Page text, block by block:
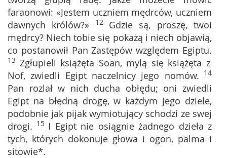
faraonowi: «Jestem uczniem mędrców, uczniem
dawnych królów?» 12 Gdzie są, proszę, twoi
mędrcy? Niech tobie się pokażą i niech objawią,
co postanowił Pan Zastępów względem Egiptu.
13 Zgłupieli książęta Soan, mylą się książęta z
Nof, zwiedli Egipt naczelnicy jego nomów. 14
Pan rozlał w nich ducha obłędu; oni zwiedli
Egipt na błędną drogę, w każdym jego dziele,
podobnie jak pijak wymiotujący schodzi ze swej
drogi. 15 I Egipt nie osiągnie żadnego dzieła z
tych, których dokonuje głowa i ogon, palma i
sitowie*.